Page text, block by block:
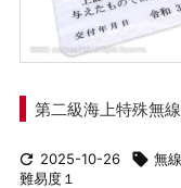
第二級海上特殊無
 2025-10-26  無
難易度１